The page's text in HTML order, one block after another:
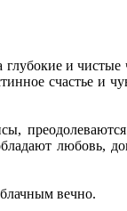
и чистые
счастье и
любовь,
вечно.